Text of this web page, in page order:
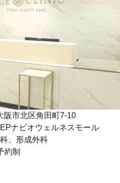
阪市北区角田町7-10
ナビオウェルネスモール
、形成外科
約制